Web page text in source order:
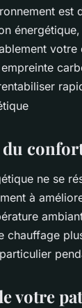
est
votre
ne se
à
chauffage
votre